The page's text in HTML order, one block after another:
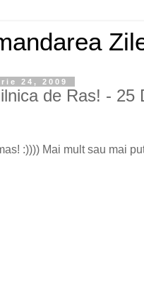
24, 2009
de Ras! - 25
:)))) Mai mult sau mai